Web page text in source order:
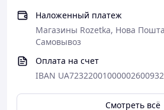
Наложенный платеж
Магазины Rozetka, Нова
Самовывоз
Оплата на счет
IBAN
Смотреть всё